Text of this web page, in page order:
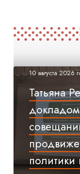
10 августа 2026
Татьяна